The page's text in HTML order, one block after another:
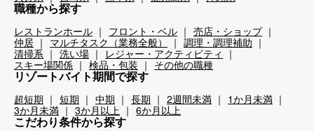
職種から探す
レストランホール フロント・ベル
売店・ショップ
仲居
マルチタスク（業務全般）
調理・調理補助
清掃系
洗い場
レジャー・アクティビティ
スキー場関係
検品・包装 その他の職種
リゾートバイト期間で探す
超短期 短期 中期 長期 2週間未満
1か月未満
3か月未満
3か月以上 6か月以上
こだわり条件から探す